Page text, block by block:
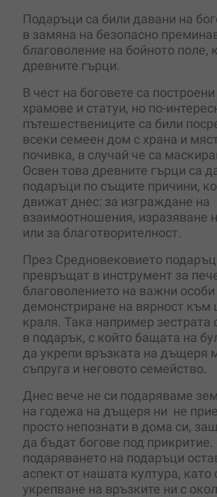
Подаръци са били давани на
в замяна на безопасно
благоволение на бойното поле,
древните гърци.
В чест на боговете са
храмове и статуи, но по-
пътешествениците са били
всеки семеен дом с храна и
почивка, в случай че са
Освен това древните гърци са
подаръци по същите причини,
движат днес: за изграждане на
взаимоотношения, изразяване
или за благотворителност.
През Средновековието
превръщат в инструмент за
благоволението на важни особи
демонстриране на вярност към
краля. Така например зестрата
в подарък, с който бащата на
да укрепи връзката на дъщеря
съпруга и неговото семейство.
Днес вече не си подаряваме
на годежа на дъщеря ни не
просто непознати в дома си,
да бъдат богове под
подаряването на подаръци
аспект от нашата култура, като
укрепване на връзките ни с